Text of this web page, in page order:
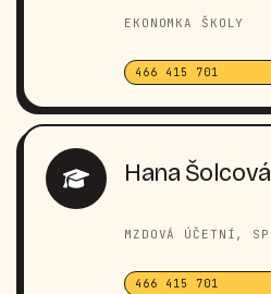
EKONOMKA ŠKOLY
466 415 701
Hana Šolcová
MZDOVÁ ÚČETNÍ,
466 415 701